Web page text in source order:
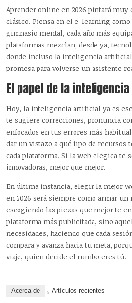
Aprender online en 2026 pintará muy
clásico. Piensa en el e-learning como
gimnasio mental, cada año más
plataformas mezclan, desde ya,
donde incluso la inteligencia artificial
promesa para volverse un asistente
El papel de la
Hoy, la inteligencia artificial ya es
te sugiere correcciones, pronuncia
enfocados en tus errores más
dar un vistazo a qué tipo de recursos
cada plataforma. Si la web elegida te
innovadoras, mejor que mejor.
En última instancia, elegir la mejor
en 2026 será siempre como armar un
escogiendo las piezas que mejor te
plataforma más publicitada, sino
necesidades, haciendo que cada
compara y avanza hacia tu meta,
viaje, quien decide el rumbo eres tú.
Acerca de Artículos recientes